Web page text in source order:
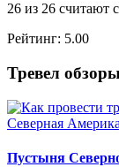
26 из 26 считают
Рейтинг: 5.00
Тревел
Северная Америка
Пустыня